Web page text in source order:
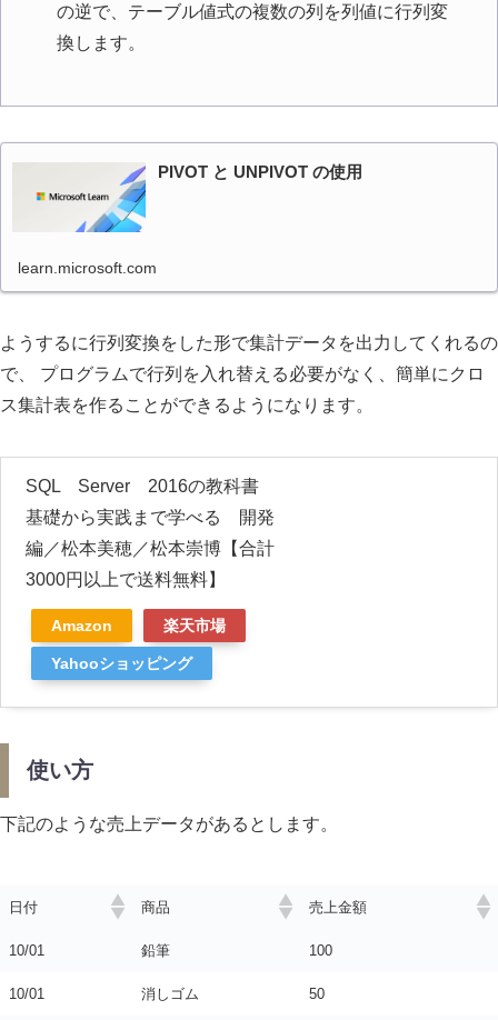
の逆で、テーブル値式の複数の列を列値に行列変
換します。
PIVOT と UNPIVOT の使用
learn.microsoft.com
ようするに行列変換をした形で集計データを出力してくれるの
で、 プログラムで行列を入れ替える必要がなく、簡単にクロ
ス集計表を作ることができるようになります。
SQL Server 2016の教科書
基礎から実践まで学べる 開発
編／松本美穂／松本崇博【合計
3000円以上で送料無料】
Amazon 楽天市場
Yahooショッピング
使い方
下記のような売上データがあるとします。
日付 商品 売上金額
10/01 鉛筆 100
10/01 消しゴム 50